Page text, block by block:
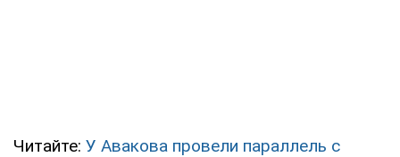
Читайте: У Авакова провели параллель с